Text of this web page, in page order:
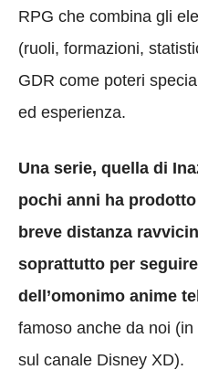
RPG che combina gli
(ruoli, formazioni,
GDR come poteri
ed esperienza.
Una serie, quella di
pochi anni ha
breve distanza
soprattutto per
dell’omonimo anime
famoso anche da noi
sul canale Disney XD).